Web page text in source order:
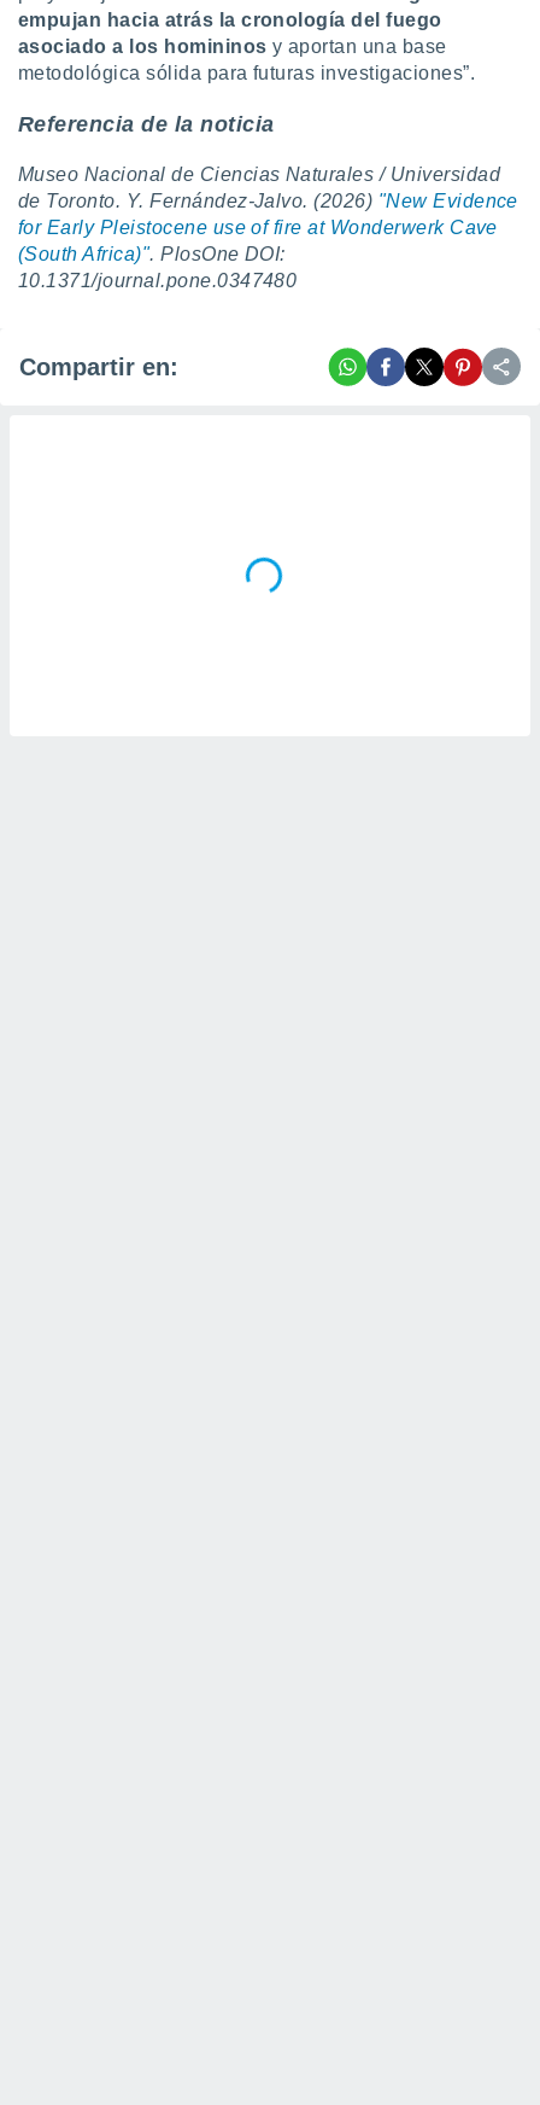
empujan hacia atrás la cronología del fuego
asociado a los homininos y aportan una base
metodológica sólida para futuras investigaciones”.
Referencia de la noticia
Museo Nacional de Ciencias Naturales / Universidad
de Toronto. Y. Fernández-Jalvo. (2026) "New Evidence
for Early Pleistocene use of fire at Wonderwerk Cave
(South Africa)". PlosOne DOI:
10.1371/journal.pone.0347480
Compartir en: